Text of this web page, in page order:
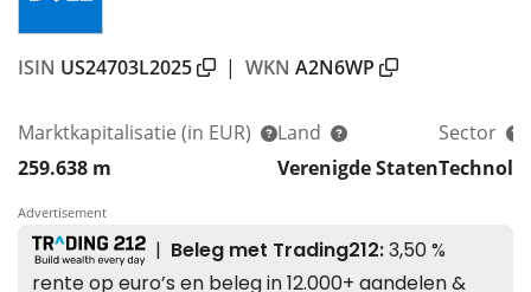
ISIN US24703L2025 | WKN A2N6WP
Marktkapitalisatie (in EUR)
259.638 m
Land
Verenigde Staten
Sector
Advertisement